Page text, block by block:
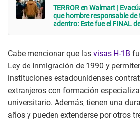
TERROR en Walmart |
que hombre responsable de
adentro: Este fue el FINAL
Cabe mencionar que las visas H-1B
Ley de Inmigración de 1990 y
instituciones estadounidenses
extranjeros con formación
universitario. Además, tienen una
años y pueden extenderse por otros